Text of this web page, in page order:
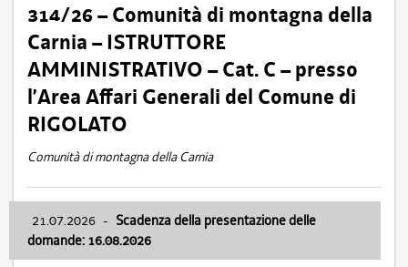
314/26 – Comunità di montagna della
Carnia – ISTRUTTORE
AMMINISTRATIVO – Cat. C – presso
l’Area Affari Generali del Comune di
RIGOLATO
Comunità di montagna della Carnia
21.07.2026 - Scadenza della presentazione delle
domande: 16.08.2026